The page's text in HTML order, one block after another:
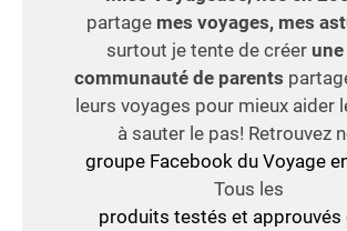
partage mes voyages, mes
surtout je tente de créer
communauté de parents
leurs voyages pour mieux aider
à sauter le pas! Retrouvez
groupe Facebook du Voyage
Tous les
produits testés et approuvés